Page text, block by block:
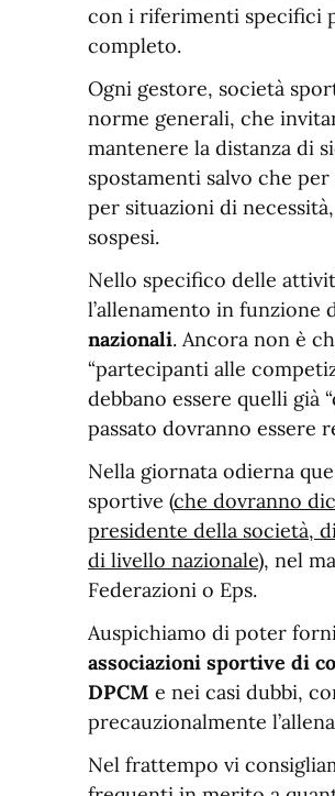
con i riferimenti specifici
completo.
Ogni gestore, società
norme generali, che
mantenere la distanza di
spostamenti salvo che
per situazioni di
sospesi.
Nello specifico delle
l’allenamento in funzione
nazionali. Ancora non è
“partecipanti alle
debbano essere quelli già
passato dovranno essere
Nella giornata odierna
sportive (che dovranno
presidente della società,
di livello nazionale), nel
Federazioni o Eps.
Auspichiamo di poter
associazioni sportive di
DPCM e nei casi dubbi,
precauzionalmente
Nel frattempo vi